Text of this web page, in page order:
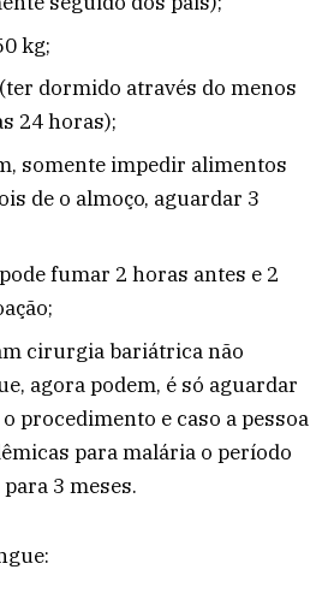
kg;
dormido através do menos
24 horas);
somente impedir alimentos
de o almoço, aguardar 3
fumar 2 horas antes e 2
cirurgia bariátrica não
agora podem, é só aguardar
procedimento e caso a pessoa
para malária o período
3 meses.